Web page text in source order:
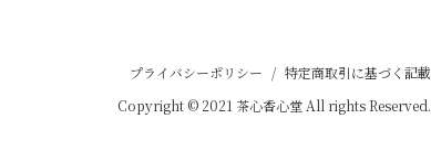
プライバシーポリシー / 特定商取引に基づく記載
Copyright © 2021 茶心香心堂 All rights Reserved.